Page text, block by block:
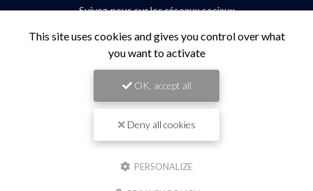
Suivez-nous sur les réseaux sociaux
Envoyez un message
This site uses cookies and gives you control over what
you want to activate
OK, accept all
Deny all cookies
PERSONALIZE